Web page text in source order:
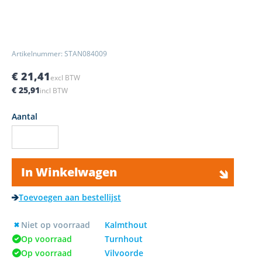
Artikelnummer: STAN084009
€ 21,41excl BTW
€ 25,91incl BTW
Aantal
In Winkelwagen
Toevoegen aan bestellijst
Niet op voorraad
Kalmthout
Op voorraad
Turnhout
Op voorraad
Vilvoorde